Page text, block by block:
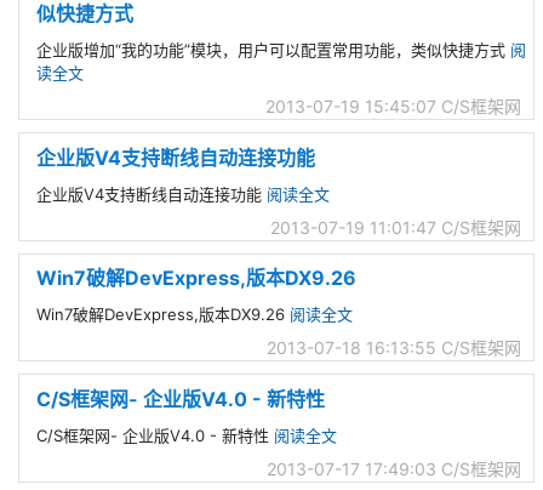
似快捷方式
企业版增加“我的功能”模块，用户可以配置常用功能，类似快捷方式 阅
读全文
2013-07-19 15:45:07 C/S框架网
企业版V4支持断线自动连接功能
企业版V4支持断线自动连接功能 阅读全文
2013-07-19 11:01:47 C/S框架网
Win7破解DevExpress,版本DX9.26
Win7破解DevExpress,版本DX9.26 阅读全文
2013-07-18 16:13:55 C/S框架网
C/S框架网- 企业版V4.0 - 新特性
C/S框架网- 企业版V4.0 - 新特性 阅读全文
2013-07-17 17:49:03 C/S框架网